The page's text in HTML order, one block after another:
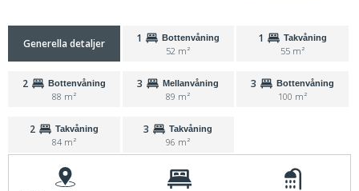
Generella detaljer 1 Bottenvåning
52 m²
1 Takvåning
55 m²
2 Bottenvåning
88 m²
3 Mellanvåning
89 m²
3 Bottenvåning
100 m²
2 Takvåning
84 m²
3 Takvåning
96 m²